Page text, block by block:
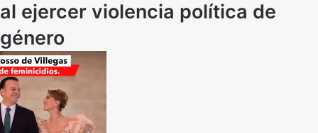
al ejercer violencia política de
género